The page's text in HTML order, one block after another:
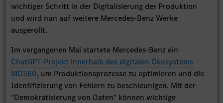
wichtiger Schritt in der Digitalisierung der Produktion
und wird nun auf weitere Mercedes-Benz Werke
ausgerollt.
Im vergangenen Mai startete Mercedes-Benz ein
ChatGPT-Projekt innerhalb des digitalen Ökosystems
MO360, um Produktionsprozesse zu optimieren und die
Identifizierung von Fehlern zu beschleunigen. Mit der
"Demokratisierung von Daten" können wichtige